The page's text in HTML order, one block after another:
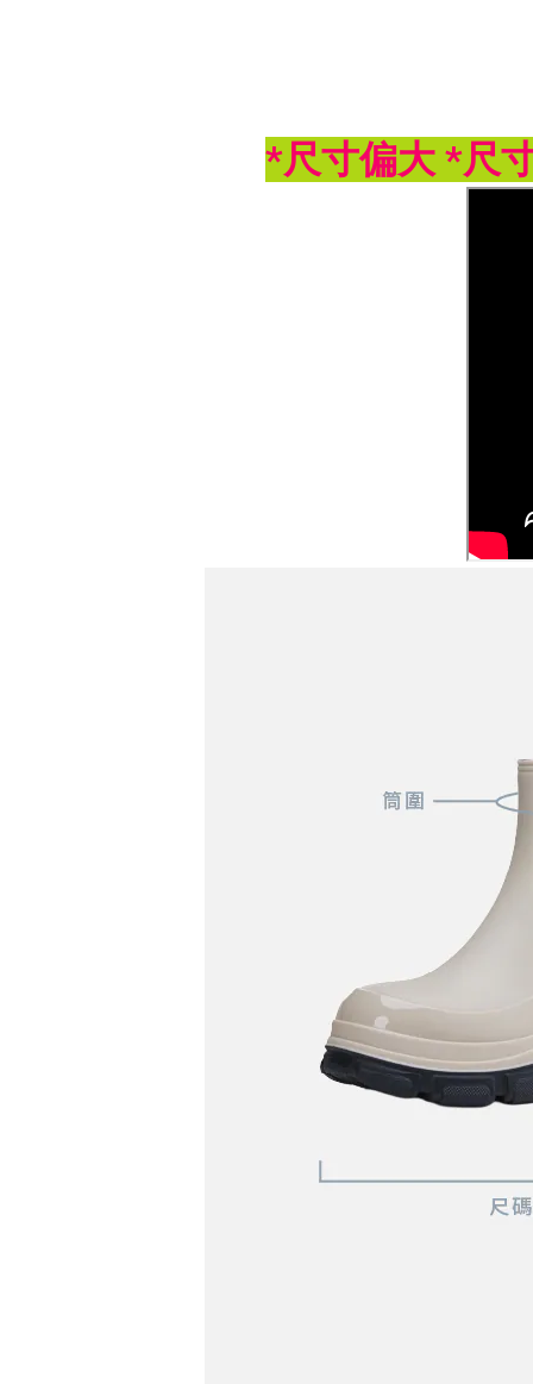
*尺寸偏大 *尺